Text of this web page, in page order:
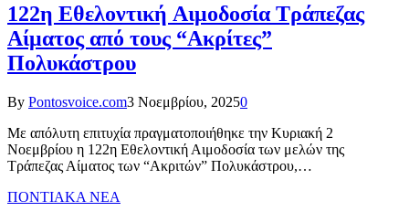
122η Εθελοντική Αιμοδοσία Τράπεζας
Αίματος από τους “Ακρίτες”
Πολυκάστρου
By Pontosvoice.com3 Νοεμβρίου, 20250
Με απόλυτη επιτυχία πραγματοποιήθηκε την Κυριακή 2
Νοεμβρίου η 122η Εθελοντική Αιμοδοσία των μελών της
Τράπεζας Αίματος των “Ακριτών” Πολυκάστρου,…
ΠΟΝΤΙΑΚΑ ΝΕΑ